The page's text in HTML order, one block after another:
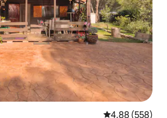
คะแนนเฉลี่ย
4.88 (558)